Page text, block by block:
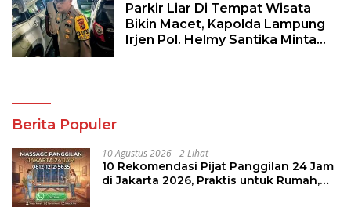
Parkir Liar Di Tempat Wisata
Bikin Macet, Kapolda Lampung
Irjen Pol. Helmy Santika Minta
Berita Populer
10 Agustus 2026 2 Lihat
10 Rekomendasi Pijat Panggilan 24 Jam
di Jakarta 2026, Praktis untuk Rumah,